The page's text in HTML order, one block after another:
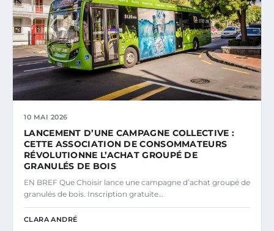
10 MAI 2026
LANCEMENT D’UNE CAMPAGNE COLLECTIVE :
CETTE ASSOCIATION DE CONSOMMATEURS
RÉVOLUTIONNE L’ACHAT GROUPÉ DE
GRANULÉS DE BOIS
EN BREF Que Choisir lance une campagne d’achat groupé de
granulés de bois. Inscription gratuite…
CLARA ANDRÉ